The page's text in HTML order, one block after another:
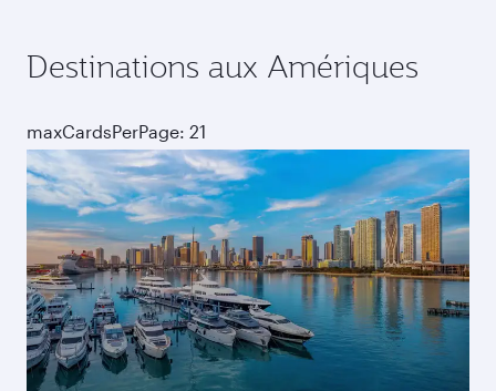
Destinations aux Amériques
maxCardsPerPage: 21